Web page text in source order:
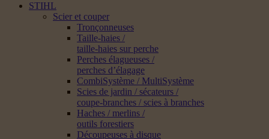
STIHL
Scier et couper
Tronçonneuses
Taille-haies /
taille-haies sur perche
Perches élagueuses /
perches d’élagage
CombiSystème / MultiSystème
Scies de jardin / sécateurs /
coupe-branches / scies à branches
Haches / merlins /
outils forestiers
Découpeuses à disque